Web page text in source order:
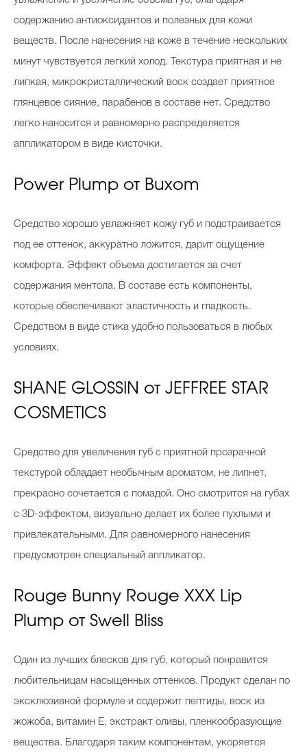
содержанию антиоксидантов и полезных для кожи
веществ. После нанесения на коже в течение нескольких
минут чувствуется легкий холод. Текстура приятная и не
липкая, микрокристаллический воск создает приятное
глянцевое сияние, парабенов в составе нет. Средство
легко наносится и равномерно распределяется
аппликатором в виде кисточки.
Power Plump от Buxom
Средство хорошо увлажняет кожу губ и подстраивается
под ее оттенок, аккуратно ложится, дарит ощущение
комфорта. Эффект объема достигается за счет
содержания ментола. В составе есть компоненты,
которые обеспечивают эластичность и гладкость.
Средством в виде стика удобно пользоваться в любых
условиях.
SHANE GLOSSIN от JEFFREE STAR
COSMETICS
Средство для увеличения губ с приятной прозрачной
текстурой обладает необычным ароматом, не липнет,
прекрасно сочетается с помадой. Оно смотрится на губах
с 3D-эффектом, визуально делает их более пухлыми и
привлекательными. Для равномерного нанесения
предусмотрен специальный аппликатор.
Rouge Bunny Rouge XXX Lip
Plump от Swell Bliss
Один из лучших блесков для губ, который понравится
любительницам насыщенных оттенков. Продукт сделан по
эксклюзивной формуле и содержит пептиды, воск из
жожоба, витамин Е, экстракт оливы, пленкообразующие
вещества. Благодаря таким компонентам, укоряется